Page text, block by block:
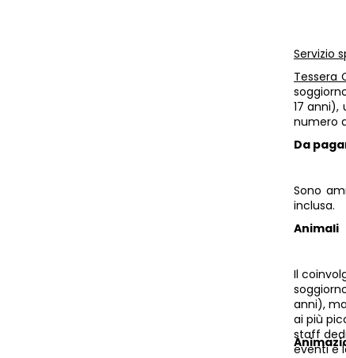
Il
anni),
ai più
staff
eventi e
Animali
Sono
inclusa.
Da
Tessera
17
numero
Servizio